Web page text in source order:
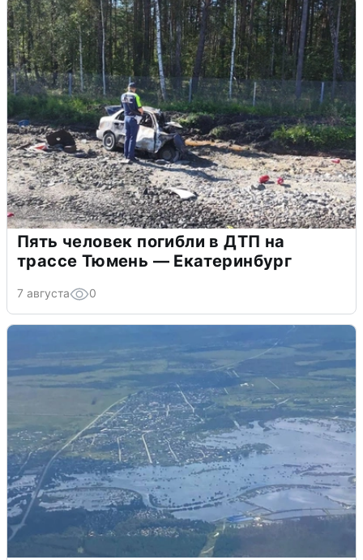
Пять человек погибли в ДТП на
трассе Тюмень — Екатеринбург
7 августа 0